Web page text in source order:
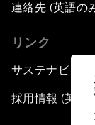
連絡先 (英語の
リンク
サステナビリテ
採用情報 (英語